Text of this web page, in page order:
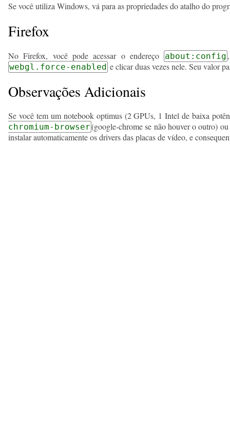
Se você utiliza Windows, vá para as propriedades do atalho do
Firefox
No Firefox, você pode acessar o endereço about:config
webgl.force-enabled e clicar duas vezes nele. Seu valor
Observações Adicionais
Se você tem um notebook optimus (2 GPUs, 1 Intel de baixa
chromium-browser(google-chrome se não houver o outro) ou
instalar automaticamente os drivers das placas de vídeo, e